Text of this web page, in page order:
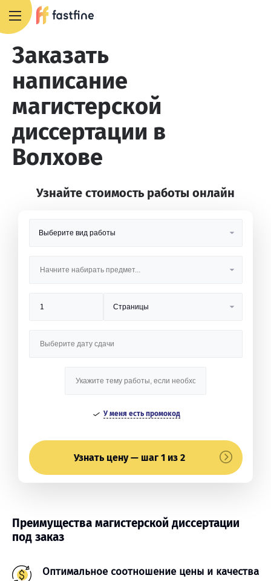
Заказать
написание
магистерской
диссертации в
Волхове
Узнайте стоимость работы онлайн
У меня есть промокод
Узнать цену — шаг 1 из 2
Преимущества магистерской диссертации
под заказ
Оптимальное соотношение цены и качества